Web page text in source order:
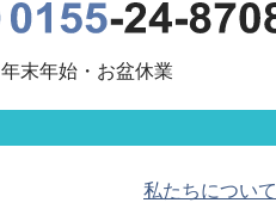
末年始・お盆休業
私たちについて